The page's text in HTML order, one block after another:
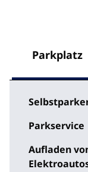
Parkplatz
Parkservice
Aufladen